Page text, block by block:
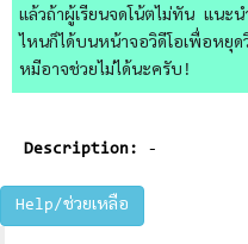
แล้วถ้าผู้เรียนจดโน้ตไม่ทัน แนะ
ไหนก็ได้บนหน้าจอวิดีโอเพื่อหยุด
หมีอาจช่วยไม่ได้นะครับ!
Description: -
Help/ช่วยเหลือ